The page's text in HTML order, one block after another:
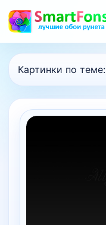
Картинки по теме: